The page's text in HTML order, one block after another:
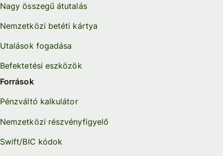
Nagy összegű átutalás
Nemzetközi betéti kártya
Utalások fogadása
Befektetési eszközök
Források
Pénzváltó kalkulátor
Nemzetközi részvényfigyelő
Swift/BIC kódok